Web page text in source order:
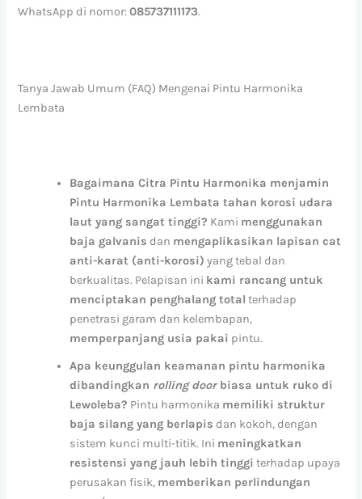
WhatsApp di nomor:085737111173.
Tanya Jawab Umum (FAQ) Mengenai Pintu Harmonika
Lembata
Bagaimana Citra Pintu Harmonika menjamin
Pintu Harmonika Lembata tahan korosi udara
laut yang sangat tinggi? Kami menggunakan
baja galvanis dan mengaplikasikan lapisan cat
anti-karat (anti-korosi) yang tebal dan
berkualitas. Pelapisan ini kami rancang untuk
menciptakan penghalang total terhadap
penetrasi garam dan kelembapan,
memperpanjang usia pakai pintu.
Apa keunggulan keamanan pintu harmonika
dibandingkan rolling doorbiasa untuk ruko di
Lewoleba? Pintu harmonika memiliki struktur
baja silang yang berlapis dan kokoh, dengan
sistem kunci multi-titik. Ini meningkatkan
resistensi yang jauh lebih tinggi terhadap upaya
perusakan fisik, memberikan perlindungan